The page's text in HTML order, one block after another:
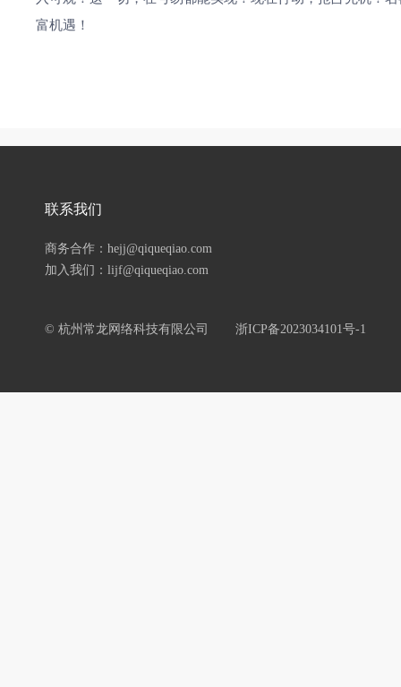
富机遇！
联系我们
商务合作：hejj@qiqueqiao.com
加入我们：lijf@qiqueqiao.com
© 杭州常龙网络科技有限公司 浙ICP备2023034101号-1